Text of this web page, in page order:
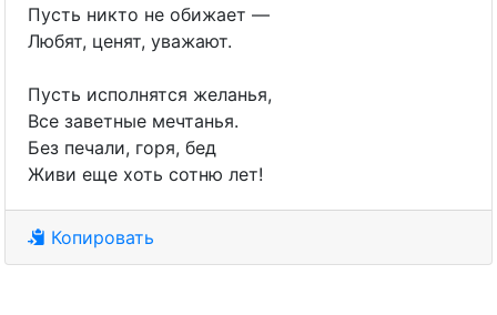
Пусть никто не обижает —
Любят, ценят, уважают.
Пусть исполнятся желанья,
Все заветные мечтанья.
Без печали, горя, бед
Живи еще хоть сотню лет!
Копировать